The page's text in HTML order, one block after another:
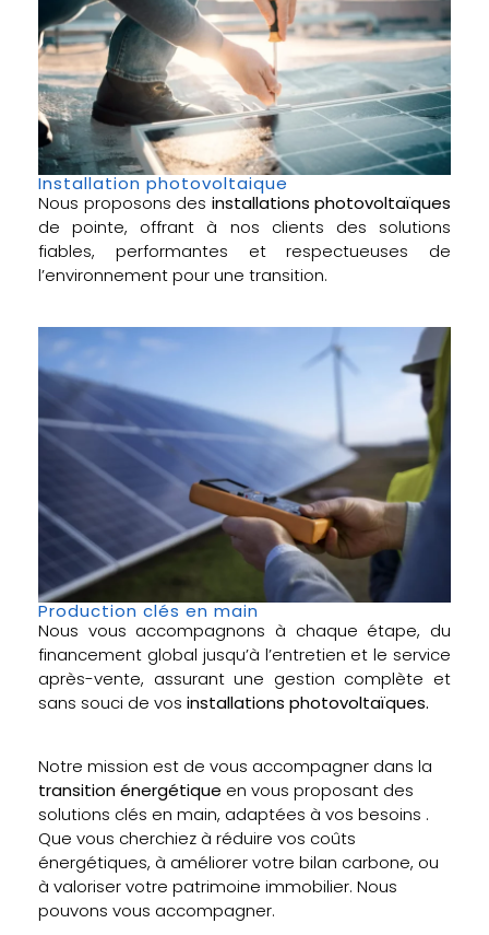
Installation photovoltaique
Nous proposons des installations photovoltaïques
de pointe, offrant à nos clients des solutions
fiables, performantes et respectueuses de
l’environnement pour une transition.
Production clés en main
Nous vous accompagnons à chaque étape, du
financement global jusqu’à l’entretien et le service
après-vente, assurant une gestion complète et
sans souci de vos installations photovoltaïques.
Notre mission est de vous accompagner dans la
transition énergétique en vous proposant des
solutions clés en main, adaptées à vos besoins .
Que vous cherchiez à réduire vos coûts
énergétiques, à améliorer votre bilan carbone, ou
à valoriser votre patrimoine immobilier. Nous
pouvons vous accompagner.